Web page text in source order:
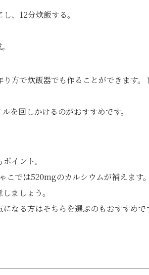
、12分炊飯する。
方で炊飯器でも作ることができます
を回しかけるのがおすすめです。
イント。
では520mgのカルシウムが補えます。
ましょう。
なる方はそちらを選ぶのもおすすめで